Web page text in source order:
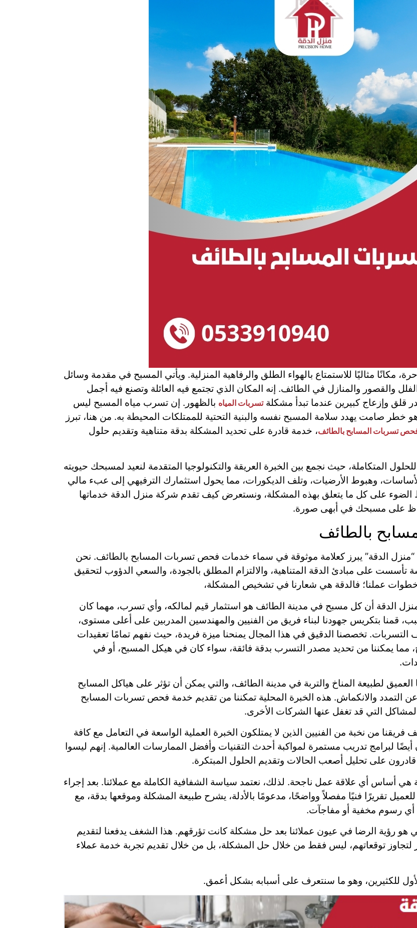
مكانًا مثاليًا للاستمتاع بالهواء الطلق والرفاهية المنزلية. ويأتي المسبح في مقدمة وسائل
والقصور والمنازل في الطائف. إنه المكان الذي تجتمع فيه العائلة وتصنع فيه أجمل
قلق وإزعاج كبيرين عندما تبدأ مشكلةتسربات المياه بالظهور. إن تسرب مياه المسبح ليس
خطر صامت يهدد سلامة المسبح نفسه والبنية التحتية للممتلكات المحيطة به. من هنا، تبرز
تسربات المسابح بالطائف، خدمة قادرة على تحديد المشكلة بدقة متناهية وتقديم حلول
المتكاملة، حيث نجمع بين الخبرة العريقة والتكنولوجيا المتقدمة لنعيد لمسبحك حيويته
وهبوط الأرضيات، وتلف الديكورات، مما يحول استثمارك الترفيهي إلى عبء مالي
على كل ما يتعلق بهذه المشكلة، ونستعرض كيف تقدم شركة منزل الدقة خدماتها
على مسبحك في أبهى صورة.
بالطائف
الدقة” يبرز كعلامة موثوقة في سماء خدمات فحص تسربات المسابح بالطائف. نحن
على مبادئ الدقة المتناهية، والالتزام المطلق بالجودة، والسعي الدؤوب لتحقيق
عملنا؛ فالدقة هي شعارنا في تشخيص المشكلة،
الدقة أن كل مسبح في مدينة الطائف هو استثمار قيم لمالكه، وأي تسرب، مهما كان
قمنا بتكريس جهودنا لبناء فريق من الفنيين والمهندسين المدربين على أعلى مستوى،
تخصصنا الدقيق في هذا المجال يمنحنا ميزة فريدة، حيث نفهم تمامًا تعقيدات
مما يمكننا من تحديد مصدر التسرب بدقة فائقة، سواء كان في هيكل المسبح، أو في
العميق لطبيعة المناخ والتربة في مدينة الطائف، والتي يمكن أن تؤثر على هياكل المسابح
والانكماش. هذه الخبرة المحلية تمكننا من تقديم خدمة فحص تسربات المسابح
التي قد تغفل عنها الشركات الأخرى.
فريقنا من نخبة من الفنيين الذين لا يمتلكون الخبرة العملية الواسعة في التعامل مع كافة
لبرامج تدريب مستمرة لمواكبة أحدث التقنيات وأفضل الممارسات العالمية. إنهم ليسوا
على تحليل أصعب الحالات وتقديم الحلول المبتكرة.
هي أساس أي علاقة عمل ناجحة. لذلك، نعتمد سياسة الشفافية الكاملة مع عملائنا. بعد إجراء
تقريرًا فنيًا مفصلاً وواضحًا، مدعومًا بالأدلة، يشرح طبيعة المشكلة وموقعها بدقة، مع
أي رسوم مخفية أو مفاجآت.
هو رؤية الرضا في عيون عملائنا بعد حل مشكلة كانت تؤرقهم. هذا الشغف يدفعنا لتقديم
توقعاتهم، ليس فقط من خلال حل المشكلة، بل من خلال تقديم تجربة خدمة عملاء
الأول للكثيرين، وهو ما سنتعرف على أسبابه بشكل أعمق.